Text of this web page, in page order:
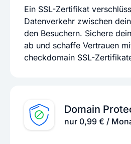
Ein SSL-Zertifikat
Datenverkehr zwischen
den Besuchern. Sichere
ab und schaffe Vertrauen
checkdomain SSL-
Domain
nur 0,99 € /